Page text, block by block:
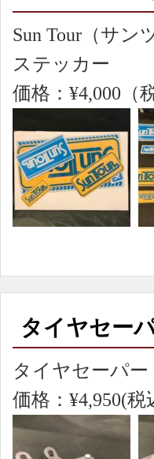
Sun Tour（サン
ステッカー
価格：¥4,000（
タイヤセー
タイヤセーパ
価格：¥4,950(税